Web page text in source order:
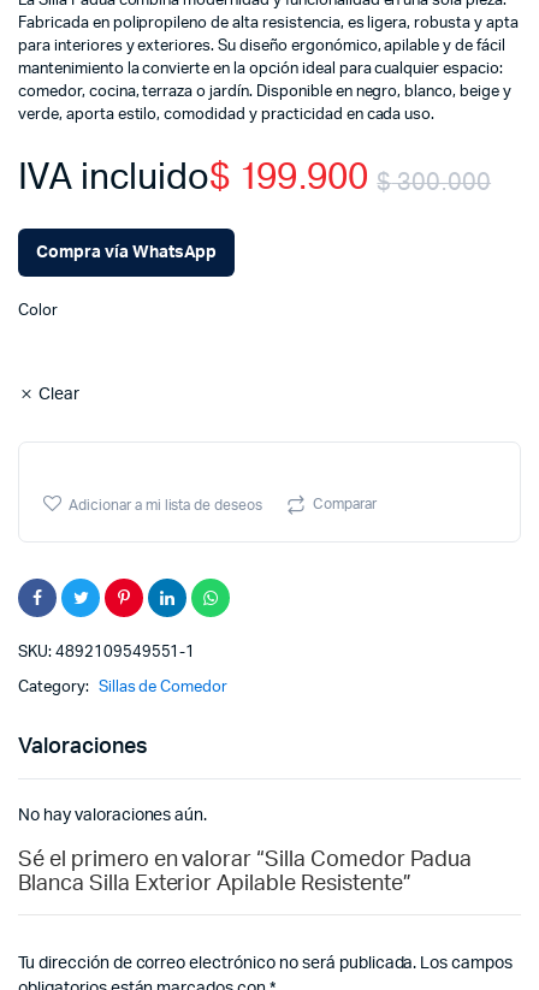
Fabricada en polipropileno de alta resistencia, es ligera, robusta y apta
para interiores y exteriores. Su diseño ergonómico, apilable y de fácil
mantenimiento la convierte en la opción ideal para cualquier espacio:
comedor, cocina, terraza o jardín. Disponible en negro, blanco, beige y
verde, aporta estilo, comodidad y practicidad en cada uso.
$300.000
$199.900
IVA incluido
Compra vía WhatsApp
Color
Clear
Adicionar a mi lista de deseos Comparar
SKU: 4892109549551-1
Category: Sillas de Comedor
Valoraciones
No hay valoraciones aún.
Sé el primero en valorar “Silla Comedor Padua
Blanca Silla Exterior Apilable Resistente”
Tu dirección de correo electrónico no será publicada. Los campos